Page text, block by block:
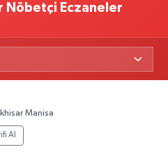
Nöbetçi Eczaneler
Manisa
Al